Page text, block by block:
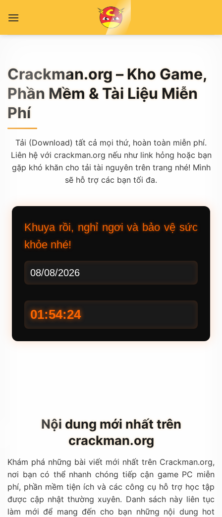
Crackman.org – Kho Game,
Phần Mềm & Tài Liệu Miễn
Phí
Tải (Download) tất cả mọi thứ, hoàn toàn miễn phí.
Liên hệ với crackman.org nếu như link hỏng hoặc bạn
gặp khó khăn cho tải tài nguyên trên trang nhé! Mình
sẽ hỗ trợ các bạn tối đa.
Khuya rồi, nghỉ ngơi và bảo vệ sức
khỏe nhé!
08/08/2026
01:54:25
Nội dung mới nhất trên
crackman.org
Khám phá những bài viết mới nhất trên Crackman.org,
nơi bạn có thể nhanh chóng tiếp cận game PC miễn
phí, phần mềm tiện ích và các công cụ hỗ trợ học tập
được cập nhật thường xuyên. Danh sách này liên tục
làm mới để mang đến cho bạn những nội dung hot